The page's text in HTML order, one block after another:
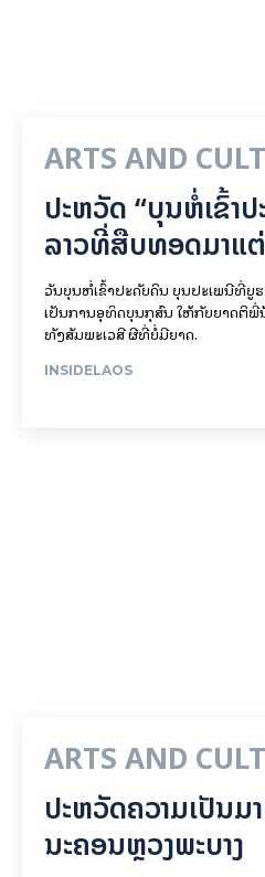
ARTS AND
ປະຫວັດ “ບຸນຫໍ່ເຂົ້າ
ລາວທີ່ສືບທອດມາແ
ວັນບຸນຫໍ່ເຂົ້າປະດັບດິນ ບຸນປະເພນີທີ່ບູ
ເປັນການອຸທິດບຸນກຸສົນ ໃຫ້ກັບຍາດຕິ
ທັງສັມພະເວສີ ຜີທີ່ບໍ່ມີຍາດ.
INSIDELAOS
ARTS AND
ປະຫວັດຄວາມເປັນມ
ນະຄອນຫຼວງພະບາງ